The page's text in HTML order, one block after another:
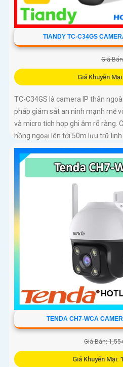
TIANDY TC-C34GS
Giá
Giá Khuyến
TC-C34GS là camera IP thân
pháp giám sát an ninh mạnh mẽ
và micro tích hợp ghi âm rõ ràng.
hồng ngoại lên tới 50m lưu trữ
lên đến 512GB và dễ dàng lắp đặt
TENDA CH7-WCA
Giá Bán:
Giá Khuyến Mại: